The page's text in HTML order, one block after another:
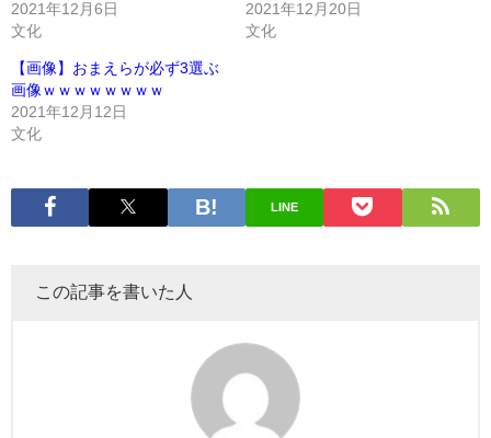
2021年12月6日
文化
2021年12月20日
文化
【画像】おまえらが必ず3選ぶ
画像ｗｗｗｗｗｗｗｗ
2021年12月12日
文化
LINE
この記事を書いた人